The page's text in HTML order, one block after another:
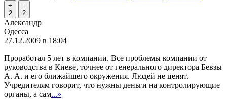
+
2
-
2
Александр
Одесса
27.12.2009 в 18:04
Проработал 5 лет в компании. Все проблемы компании от
руководства в Киеве, точнее от генерального директора Бевзы
А. А. и его ближайшего окружения. Людей не ценят.
Учредителям говорит, что нужны деньги на контролирующие
органы, а сам...»